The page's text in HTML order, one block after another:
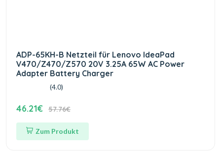
ADP-65KH-B Netzteil für Lenovo IdeaPad
V470/Z470/Z570 20V 3.25A 65W AC Power
Adapter Battery Charger
(4.0)
46.21€ 57.76€
Zum Produkt